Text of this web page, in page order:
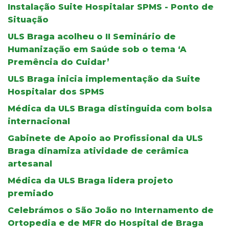
Instalação Suite Hospitalar SPMS - Ponto de
Situação
ULS Braga acolheu o II Seminário de
Humanização em Saúde sob o tema ‘A
Premência do Cuidar’
ULS Braga inicia implementação da Suite
Hospitalar dos SPMS
Médica da ULS Braga distinguida com bolsa
internacional
Gabinete de Apoio ao Profissional da ULS
Braga dinamiza atividade de cerâmica
artesanal
Médica da ULS Braga lidera projeto
premiado
Celebrámos o São João no Internamento de
Ortopedia e de MFR do Hospital de Braga